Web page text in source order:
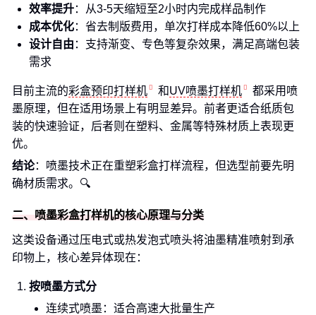
效率提升：从3-5天缩短至2小时内完成样品制作
成本优化：省去制版费用，单次打样成本降低60%以上
设计自由 ：支持渐变、专色等复杂效果，满足高端包装
需求
目前主流的彩盒预印打样机 和UV喷墨打样机
都采用喷
墨原理，但在适用场景上有明显差异。前者更适合纸质包
装的快速验证，后者则在塑料、金属等特殊材质上表现更
优。
结论：喷墨技术正在重塑彩盒打样流程，但选型前要先明
确材质需求。🔍
二、喷墨彩盒打样机的核心原理与分类
这类设备通过压电式或热发泡式喷头将油墨精准喷射到承
印物上，核心差异体现在：
按喷墨方式分
连续式喷墨：适合高速大批量生产